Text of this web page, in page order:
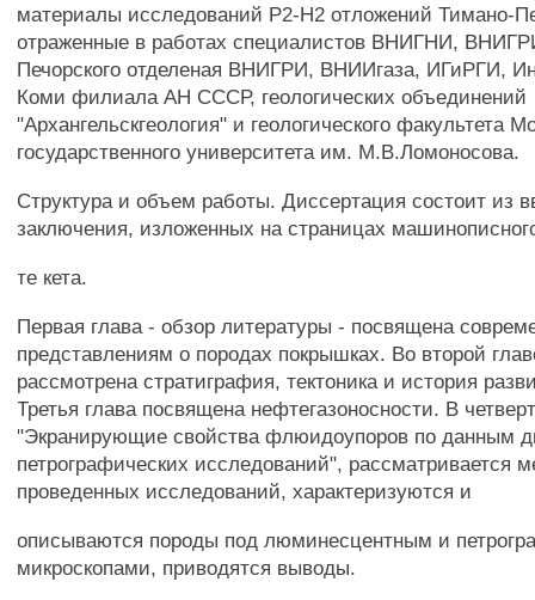
материалы исследований Р2-Н2 отложений Тимано-
отраженные в работах специалистов ВНИГНИ,
Печорского отделеная ВНИГРИ, ВНИИгаза, ИГиРГИ,
Коми филиала АН СССР, геологических объединений
"Архангельскгеология" и геологического факультета
государственного университета им. М.В.Ломоносова.
Структура и объем работы. Диссертация состоит из
заключения, изложенных на страницах
те кета.
Первая глава - обзор литературы - посвящена
представлениям о породах покрышках. Во второй
рассмотрена стратиграфия, тектоника и история
Третья глава посвящена нефтегазоносности. В
"Экранирующие свойства флюидоупоров по данным
петрографических исследований", рассматривается
проведенных исследований, характеризуются и
описываются породы под люминесцентным и
микроскопами, приводятся выводы.